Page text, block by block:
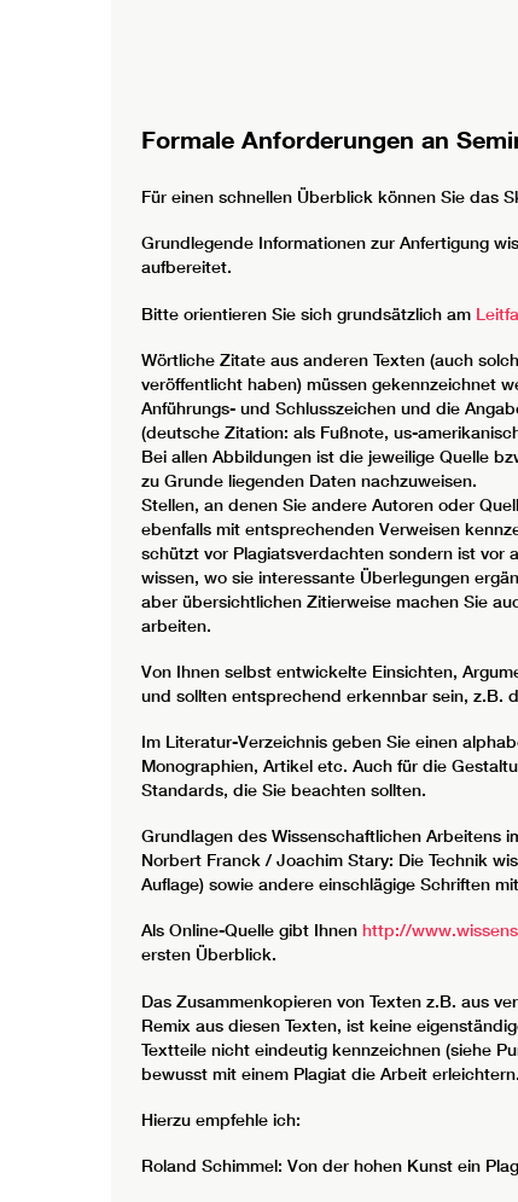
Formale Anforderungen an
Für einen schnellen Überblick können Sie das
Grundlegende Informationen zur Anfertigung
aufbereitet.
Bitte orientieren Sie sich grundsätzlich am
Wörtliche Zitate aus anderen Texten (auch
veröffentlicht haben) müssen gekennzeichnet
Anführungs- und Schlusszeichen und die
(deutsche Zitation: als Fußnote, us-
Bei allen Abbildungen ist die jeweilige Quelle
zu Grunde liegenden Daten nachzuweisen.
Stellen, an denen Sie andere Autoren oder
ebenfalls mit entsprechenden Verweisen
schützt vor Plagiatsverdachten sondern ist vor
wissen, wo sie interessante Überlegungen
aber übersichtlichen Zitierweise machen Sie
arbeiten.
Von Ihnen selbst entwickelte Einsichten,
und sollten entsprechend erkennbar sein, z.B.
Im Literatur-Verzeichnis geben Sie einen
Monographien, Artikel etc. Auch für die
Standards, die Sie beachten sollten.
Grundlagen des Wissenschaftlichen Arbeitens
Norbert Franck / Joachim Stary: Die Technik
Auflage) sowie andere einschlägige Schriften
Als Online-Quelle gibt Ihnen http://
ersten Überblick.
Das Zusammenkopieren von Texten z.B. aus
Remix aus diesen Texten, ist keine
Textteile nicht eindeutig kennzeichnen (siehe
bewusst mit einem Plagiat die Arbeit erleichtern.
Hierzu empfehle ich:
Roland Schimmel: Von der hohen Kunst ein